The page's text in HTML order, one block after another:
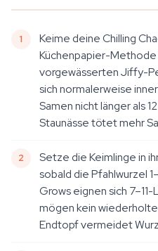
Keime deine Chilling
Küchenpapier-
vorgewässerten Jiffy-
sich normalerweise
Samen nicht länger als
Staunässe tötet mehr
Setze die Keimlinge in
sobald die Pfahlwurzel
Grows eignen sich
mögen kein
Endtopf vermeidet